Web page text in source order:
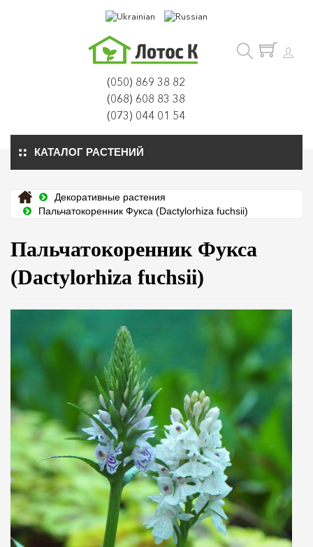
(050) 869 38 82
(068) 608 83 38
(073) 044 01 54
КАТАЛОГ РАСТЕНИЙ
Декоративные растения
Пальчатокоренник Фукса (Dactylorhiza fuchsii)
Пальчатокоренник Фукса
(Dactylorhiza fuchsii)